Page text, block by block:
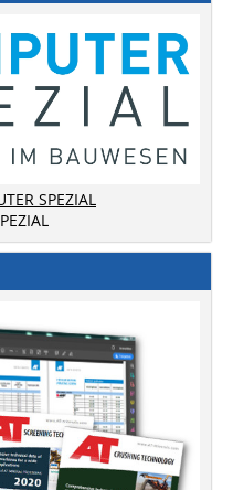
SPEZIAL